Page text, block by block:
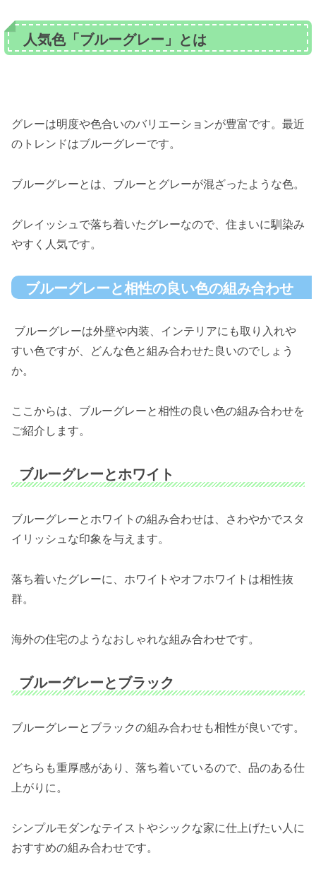
人気色「ブルーグレー」とは
グレーは明度や色合いのバリエーションが豊富です。最近
のトレンドはブルーグレーです。
ブルーグレーとは、ブルーとグレーが混ざったような色。
グレイッシュで落ち着いたグレーなので、住まいに馴染み
やすく人気です。
ブルーグレーと相性の良い色の組み合わせ
ブルーグレーは外壁や内装、インテリアにも取り入れや
すい色ですが、どんな色と組み合わせた良いのでしょう
か。
ここからは、ブルーグレーと相性の良い色の組み合わせを
ご紹介します。
ブルーグレーとホワイト
ブルーグレーとホワイトの組み合わせは、さわやかでスタ
イリッシュな印象を与えます。
落ち着いたグレーに、ホワイトやオフホワイトは相性抜
群。
海外の住宅のようなおしゃれな組み合わせです。
ブルーグレーとブラック
ブルーグレーとブラックの組み合わせも相性が良いです。
どちらも重厚感があり、落ち着いているので、品のある仕
上がりに。
シンプルモダンなテイストやシックな家に仕上げたい人に
おすすめの組み合わせです。